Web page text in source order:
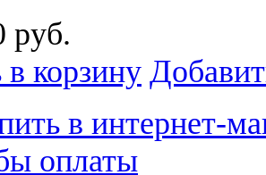
руб.
корзину
в интернет-
оплаты